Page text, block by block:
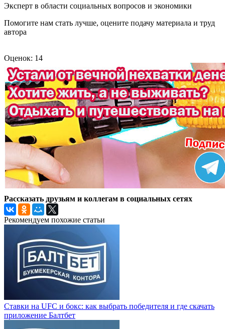
Эксперт в области социальных вопросов и экономики
Помогите нам стать лучше, оцените подачу материала и труд
автора
Оценок: 14
Рассказать друзьям и коллегам в социальных сетях
Рекомендуем похожие статьи
Ставки на UFC и бокс: как выбрать победителя и где скачать
приложение Балтбет